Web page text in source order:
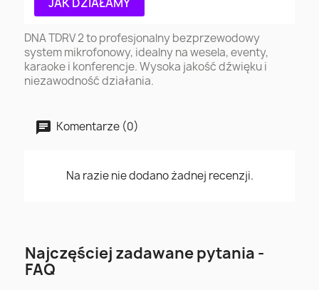
DNA TDRV 2 to profesjonalny bezprzewodowy
system mikrofonowy, idealny na wesela, eventy,
karaoke i konferencje. Wysoka jakość dźwięku i
niezawodność działania.
Komentarze (0)
Na razie nie dodano żadnej recenzji.
Najczęściej zadawane pytania -
FAQ